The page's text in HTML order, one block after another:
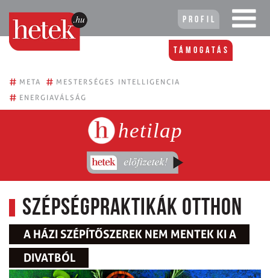
Profil
Támogatás
# META # MESTERSÉGES INTELLIGENCIA
# ENERGIAVÁLSÁG
hetilap
Szépségpraktikák Otthon
A HÁZI SZÉPÍTŐSZEREK NEM MENTEK KI A
DIVATBÓL